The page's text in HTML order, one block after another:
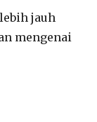
jauh
mengenai